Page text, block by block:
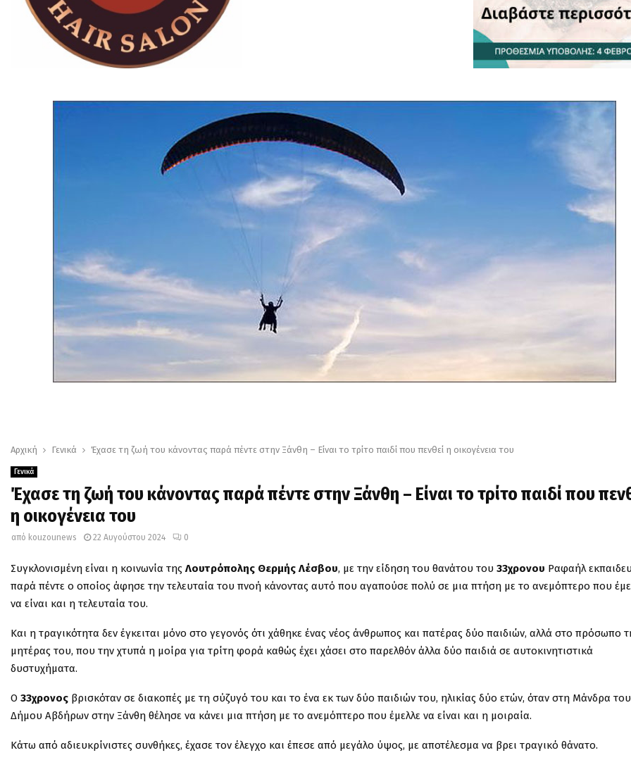
Αρχική Γενικά Έχασε τη ζωή του κάνοντας παρά πέντε στην Ξάνθη – Είναι το τρίτο παιδί που πενθεί η οικογένεια του
Γενικά
Έχασε τη ζωή του κάνοντας παρά πέντε στην Ξάνθη – Είναι το τρίτο παιδί που
η οικογένεια του
από kouzounews 22 Αυγούστου 2024 0
Συγκλονισμένη είναι η κοινωνία της Λουτρόπολης Θερμής Λέσβου, με την είδηση του θανάτου του 33χρονου Ραφαήλ
παρά πέντε ο οποίος άφησε την τελευταία του πνοή κάνοντας αυτό που αγαπούσε πολύ σε μια πτήση με το ανεμόπτερο που
να είναι και η τελευταία του.
Και η τραγικότητα δεν έγκειται μόνο στο γεγονός ότι χάθηκε ένας νέος άνθρωπος και πατέρας δύο παιδιών, αλλά στο πρόσωπο
μητέρας του, που την χτυπά η μοίρα για τρίτη φορά καθώς έχει χάσει στο παρελθόν άλλα δύο παιδιά σε αυτοκινητιστικά
δυστυχήματα.
Ο 33χρονος βρισκόταν σε διακοπές με τη σύζυγό του και το ένα εκ των δύο παιδιών του, ηλικίας δύο ετών, όταν στη Μάνδρα του
Δήμου Αβδήρων στην Ξάνθη θέλησε να κάνει μια πτήση με το ανεμόπτερο που έμελλε να είναι και η μοιραία.
Κάτω από αδιευκρίνιστες συνθήκες, έχασε τον έλεγχο και έπεσε από μεγάλο ύψος, με αποτέλεσμα να βρει τραγικό θάνατο.